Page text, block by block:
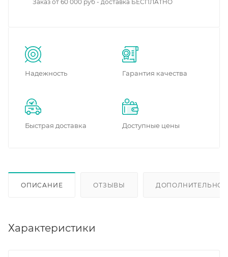
Заказ от 60 000 руб - доставка БЕСПЛАТНО
Надежность Гарантия качества
Быстрая доставка Доступные цены
ОПИСАНИЕ ОТЗЫВЫ ДОПОЛНИТЕЛЬНО
Характеристики